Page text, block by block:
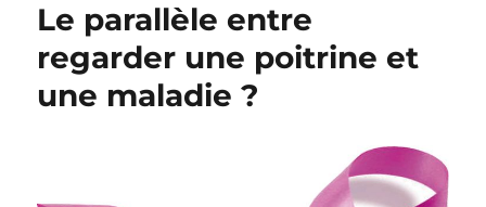
Le parallèle entre
regarder une poitrine et
une maladie ?